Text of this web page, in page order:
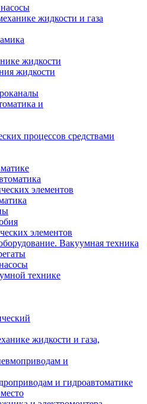
жидкости и газа
жидкости
жидкости
и
процессов средствами
элементов
элементов
Вакуумная техника
технике
жидкости и газа,
и
и гидроавтоматике